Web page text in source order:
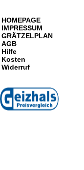
HOMEPAGE
IMPRESSUM
GRÄTZELPLAN
AGB
Hilfe
Kosten
Widerruf